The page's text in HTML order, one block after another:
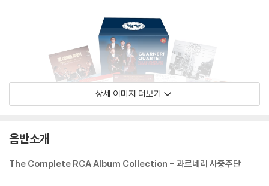
상세 이미지 더보기
음반소개
The Complete RCA Album Collection - 과르네리 사중주단